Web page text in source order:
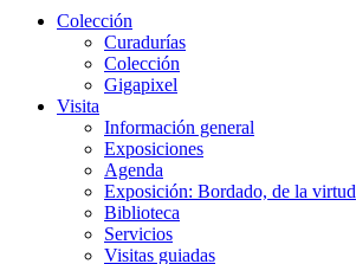
Colección
Curadurías
Colección
Gigapixel
Visita
Información general
Exposiciones
Agenda
Exposición: Bordado, de la virtud
Biblioteca
Servicios
Visitas guiadas